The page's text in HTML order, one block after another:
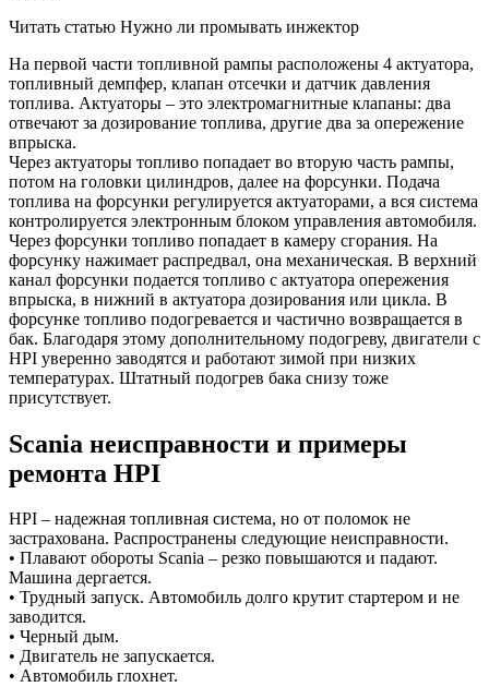
Читать статью Нужно ли промывать инжектор
На первой части топливной рампы расположены 4 актуатора,
топливный демпфер, клапан отсечки и датчик давления
топлива. Актуаторы – это электромагнитные клапаны: два
отвечают за дозирование топлива, другие два за опережение
впрыска.
Через актуаторы топливо попадает во вторую часть рампы,
потом на головки цилиндров, далее на форсунки. Подача
топлива на форсунки регулируется актуаторами, а вся система
контролируется электронным блоком управления автомобиля.
Через форсунки топливо попадает в камеру сгорания. На
форсунку нажимает распредвал, она механическая. В верхний
канал форсунки подается топливо с актуатора опережения
впрыска, в нижний в актуатора дозирования или цикла. В
форсунке топливо подогревается и частично возвращается в
бак. Благодаря этому дополнительному подогреву, двигатели с
HPI уверенно заводятся и работают зимой при низких
температурах. Штатный подогрев бака снизу тоже
присутствует.
Scania неисправности и примеры
ремонта HPI
HPI – надежная топливная система, но от поломок не
застрахована. Распространены следующие неисправности.
• Плавают обороты Scania – резко повышаются и падают.
Машина дергается.
• Трудный запуск. Автомобиль долго крутит стартером и не
заводится.
• Черный дым.
• Двигатель не запускается.
• Автомобиль глохнет.